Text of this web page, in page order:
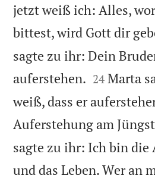
jetzt weiß ich: Alles,
bittest, wird Gott dir
sagte zu ihr: Dein
auferstehen. 

24 Marta
weiß, dass er
Auferstehung am
sagte zu ihr: Ich bin die
und das Leben. Wer an